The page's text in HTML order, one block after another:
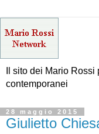
Il sito dei Mario
contemporanei
28 maggio 2015
Giulietto